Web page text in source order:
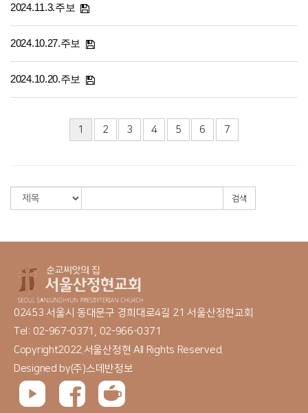
2024.11.3.주보
2024.10.27.주보
2024.10.20.주보
1 2 3 4 5 6 7
검색
02453 서울시 동대문구 경희대로4길 21 서울산정현교회
Tel: 02-967-0371, 02-966-0371
Copyright2022.서울산정현 All Rights Reserved.
Designed by(주)스데반정보